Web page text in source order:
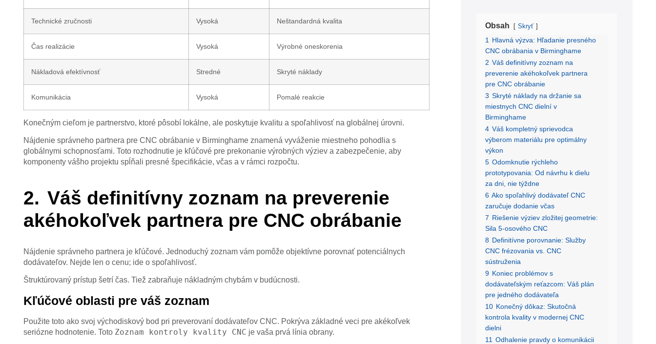
Technické zručnosti Vysoká Neštandardná kvalita
Čas realizácie Vysoká Výrobné oneskorenia
Nákladová efektívnosť Stredné Skryté náklady
Komunikácia Vysoká Pomalé reakcie
Konečným cieľom je partnerstvo, ktoré pôsobí lokálne, ale poskytuje kvalitu a spoľahlivosť na globálnej úrovni.
Nájdenie správneho partnera pre CNC obrábanie v Birminghame znamená vyváženie miestneho pohodlia s
globálnymi schopnosťami. Toto rozhodnutie je kľúčové pre prekonanie výrobných výziev a zabezpečenie, aby
komponenty vášho projektu spĺňali presné špecifikácie, včas a v rámci rozpočtu.
Váš definitívny zoznam na preverenie
akéhokoľvek partnera pre CNC obrábanie
Nájdenie správneho partnera je kľúčové. Jednoduchý zoznam vám pomôže objektívne porovnať potenciálnych
dodávateľov. Nejde len o cenu; ide o spoľahlivosť.
Štruktúrovaný prístup šetrí čas. Tiež zabraňuje nákladným chybám v budúcnosti.
Kľúčové oblasti pre váš zoznam
Použite toto ako svoj východiskový bod pri preverovaní dodávateľov CNC. Pokrýva základné veci pre akékoľvek
seriózne hodnotenie. Toto Zoznam kontroly kvality CNC je vaša prvá línia obrany.
Obsah Skryť
1 Hlavná výzva: Hľadanie presného
CNC obrábania v Birminghame
2 Váš definitívny zoznam na
preverenie akéhokoľvek partnera
pre CNC obrábanie
3 Skryté náklady na držanie sa
miestnych CNC dielní v
Birminghame
4 Váš kompletný sprievodca
výberom materiálu pre optimálny
výkon
5 Odomknutie rýchleho
prototypovania: Od návrhu k dielu
za dni, nie týždne
6 Ako spoľahlivý dodávateľ CNC
zaručuje dodanie včas
7 Riešenie výziev zložitej geometrie:
Sila 5-osového CNC
8 Definitívne porovnanie: Služby
CNC frézovania vs. CNC
sústruženia
9 Koniec problémov s
dodávateľským reťazcom: Váš plán
pre jedného dodávateľa
10 Konečný dôkaz: Skutočná
kontrola kvality v modernej CNC
dielni
11 Odhalenie pravdy o komunikácii